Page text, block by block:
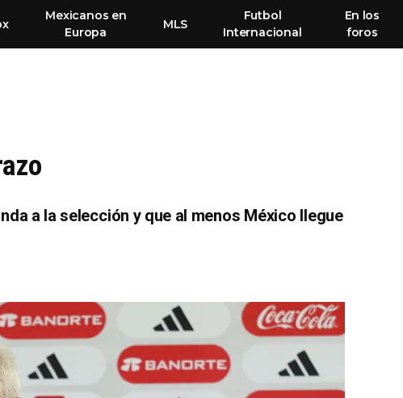
Mexicanos en
Europa
MLS
Futbol
Internacional
En los
foros
a la selección y que al menos México llegue